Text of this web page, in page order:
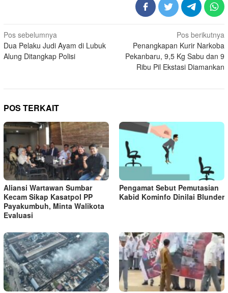
Navigasi
pos
Pos sebelumnya
Dua Pelaku Judi Ayam di Lubuk
Alung Ditangkap Polisi
Pos berikutnya
Penangkapan Kurir Narkoba
Pekanbaru, 9,5 Kg Sabu dan 9
Ribu Pil Ekstasi Diamankan
POS TERKAIT
Aliansi Wartawan Sumbar
Kecam Sikap Kasatpol PP
Payakumbuh, Minta Walikota
Evaluasi
Pengamat Sebut Pemutasian
Kabid Kominfo Dinilai Blunder